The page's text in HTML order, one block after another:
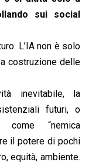
sui social
L’IA non è solo
costruzione delle
inevitabile, la
futuri, o
come “nemica
il potere di pochi
equità, ambiente.